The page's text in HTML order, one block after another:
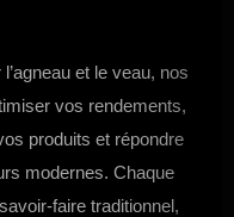
et le veau, nos
vos rendements,
produits et répondre
modernes. Chaque
faire traditionnel,